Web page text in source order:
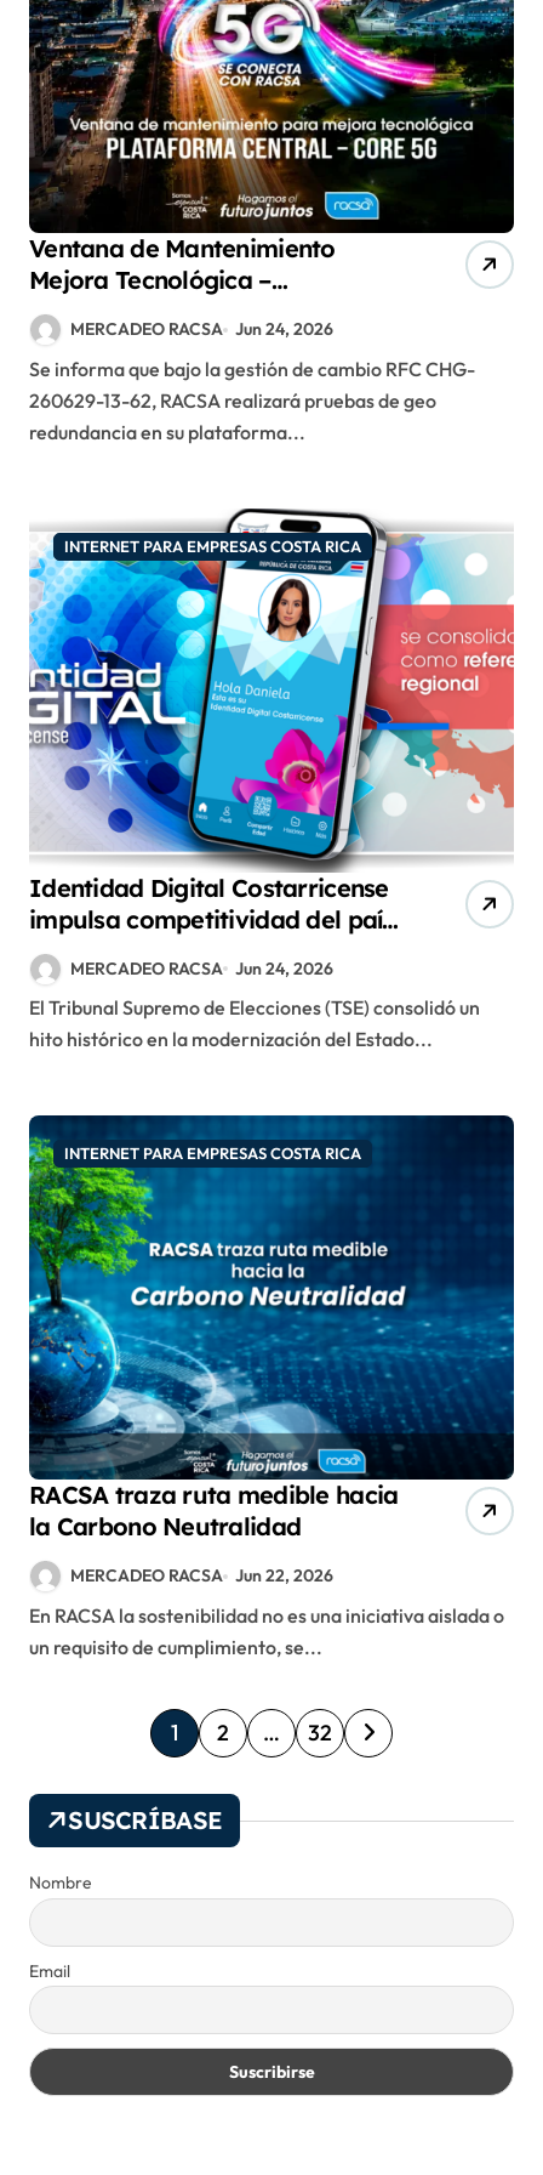
Ventana de Mantenimiento
Mejora Tecnológica –
Plataforma Central – Core 5 G
MERCADEO RACSA Jun 24, 2026
Se informa que bajo la gestión de cambio RFC CHG-
260629-13-62, RACSA realizará pruebas de geo
redundancia en su plataforma...
INTERNET PARA EMPRESAS COSTA RICA
Identidad Digital Costarricense
impulsa competitividad del país
y revoluciona acceso a servicios
MERCADEO RACSA Jun 24, 2026
El Tribunal Supremo de Elecciones (TSE) consolidó un
hito histórico en la modernización del Estado...
INTERNET PARA EMPRESAS COSTA RICA
RACSA traza ruta medible hacia
la Carbono Neutralidad
MERCADEO RACSA Jun 22, 2026
En RACSA la sostenibilidad no es una iniciativa aislada o
un requisito de cumplimiento, se...
P
a
g
i
ó
n
1 2 … 32
SUSCRÍBASE
Nombre
Email